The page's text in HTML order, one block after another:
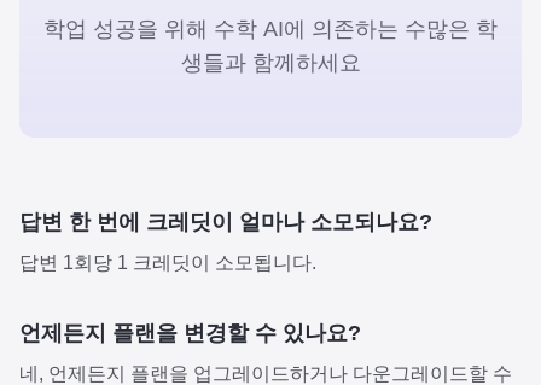
학업 성공을 위해 수학 AI에 의존하는 수많은 학
생들과 함께하세요
답변 한 번에 크레딧이 얼마나 소모되나요?
답변 1회당 1 크레딧이 소모됩니다.
언제든지 플랜을 변경할 수 있나요?
네, 언제든지 플랜을 업그레이드하거나 다운그레이드할 수